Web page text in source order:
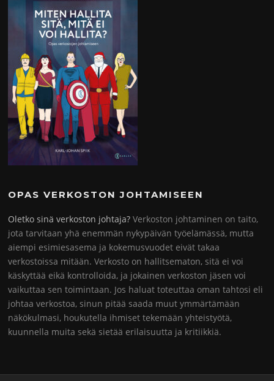
OPAS VERKOSTON JOHTAMISEEN
Oletko sinä verkoston johtaja? Verkoston johtaminen on taito,
jota tarvitaan yhä enemmän nykypäivän työelämässä, mutta
aiempi esimiesasema ja kokemusvuodet eivät takaa
verkostoissa mitään. Verkosto on hallitsematon, sitä ei voi
käskyttää eikä kontrolloida, ja jokainen verkoston jäsen voi
vaikuttaa sen toimintaan. Jos haluat toteuttaa oman tahtosi eli
johtaa verkostoa, sinun pitää saada muut ymmärtämään
näkökulmasi, houkutella ihmiset tekemään yhteistyötä,
kuunnella muita sekä sietää erilaisuutta ja kritiikkiä.